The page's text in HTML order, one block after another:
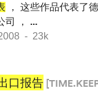
， 这些作品代表了
司 ， ...
- 23k
口报告